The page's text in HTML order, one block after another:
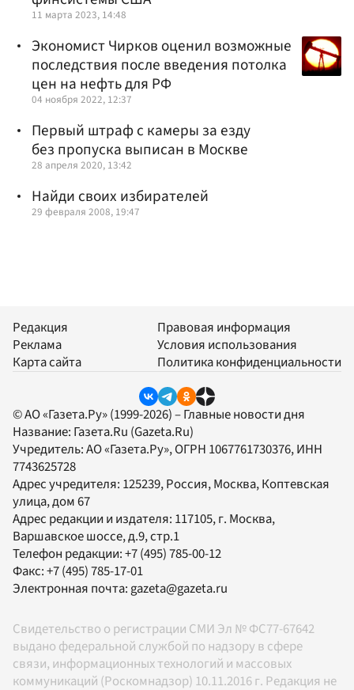
11 марта 2023, 14:48
Экономист Чирков оценил возможные
последствия после введения потолка
цен на нефть для РФ
04 ноября 2022, 12:37
Первый штраф с камеры за езду
без пропуска выписан в Москве
28 апреля 2020, 13:42
Найди своих избирателей
29 февраля 2008, 19:47
Редакция
Реклама
Карта сайта
Правовая информация
Условия использования
Политика конфиденциальности
© АО «Газета.Ру» (1999-2026) – Главные новости дня
Название: Газета.Ru (Gazeta.Ru)
Учредитель:АО «Газета.Ру», ОГРН 1067761730376, ИНН
7743625728
Адрес учредителя: 125239, Россия, Москва, Коптевская
улица, дом 67
Адрес редакции и издателя: 117105, г. Москва,
Варшавское шоссе, д.9, стр.1
Телефон редакции:+7 (495) 785-00-12
Факс:+7 (495) 785-17-01
Электронная почта:gazeta@gazeta.ru
Свидетельство о регистрации СМИ Эл № ФС77-67642
выдано федеральной службой по надзору в сфере
связи, информационных технологий и массовых
коммуникаций (Роскомнадзор) 10.11.2016 г. Редакция не